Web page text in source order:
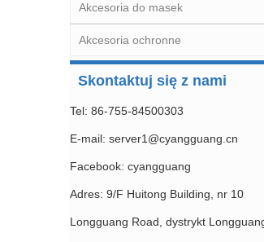
Akcesoria do masek
Akcesoria ochronne
Skontaktuj się z nami
Tel: 86-755-84500303
E-mail: server1@cyangguang.cn
Facebook: cyangguang
Adres: 9/F Huitong Building, nr 10
Longguang Road, dystrykt
powlekany nylonem bez